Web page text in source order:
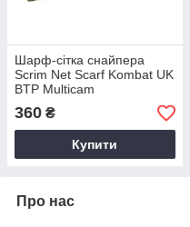
Шарф-сітка снайпера
Scrim Net Scarf Kombat UK
BTP Multicam
360 ₴
Купити
Про нас